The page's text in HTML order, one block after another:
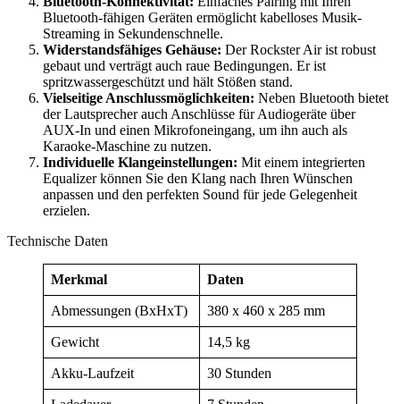
Bluetooth-fähigen Geräten ermöglicht kabelloses Musik-
Streaming in Sekundenschnelle.
Widerstandsfähiges Gehäuse: Der Rockster Air ist robust
gebaut und verträgt auch raue Bedingungen. Er ist
spritzwassergeschützt und hält Stößen stand.
Vielseitige Anschlussmöglichkeiten: Neben Bluetooth bietet
der Lautsprecher auch Anschlüsse für Audiogeräte über
AUX-In und einen Mikrofoneingang, um ihn auch als
Karaoke-Maschine zu nutzen.
Individuelle Klangeinstellungen: Mit einem integrierten
Equalizer können Sie den Klang nach Ihren Wünschen
anpassen und den perfekten Sound für jede Gelegenheit
erzielen.
Technische Daten
Merkmal Daten
Abmessungen (BxHxT) 380 x 460 x 285 mm
Gewicht 14,5 kg
Akku-Laufzeit 30 Stunden